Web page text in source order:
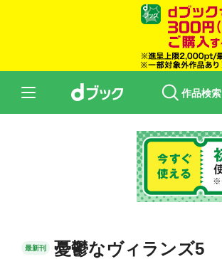
作品検索
最新刊 憂鬱なヴィランズ5